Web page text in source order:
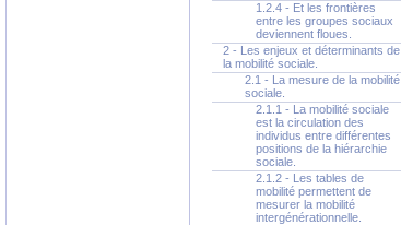
1.2.4 - Et les frontières
entre les groupes sociaux
deviennent floues.
2 - Les enjeux et déterminants de
la mobilité sociale.
2.1 - La mesure de la mobilité
sociale.
2.1.1 - La mobilité sociale
est la circulation des
individus entre différentes
positions de la hiérarchie
sociale.
2.1.2 - Les tables de
mobilité permettent de
mesurer la mobilité
intergénérationnelle.